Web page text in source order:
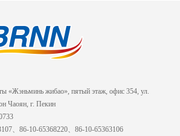
«Жэньминь жибао», пятый этаж, офис 354, ул.
Чаоян, г. Пекин
、86-10-65368220、86-10-65363106